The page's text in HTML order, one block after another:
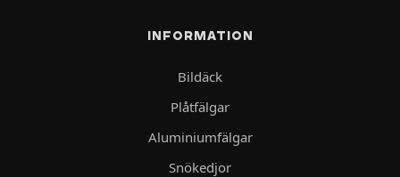
INFORMATION
Bildäck
Plåtfälgar
Aluminiumfälgar
Snökedjor